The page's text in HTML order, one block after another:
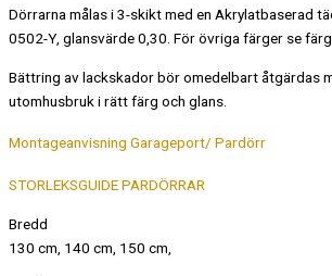
Dörrarna målas i 3-skikt med en Akrylatbaserad
0502-Y, glansvärde 0,30. För övriga färger se
Bättring av lackskador bör omedelbart åtgärdas
utomhusbruk i rätt färg och glans.
Montageanvisning Garageport/ Pardörr
STORLEKSGUIDE PARDÖRRAR
Bredd
130 cm, 140 cm, 150 cm,